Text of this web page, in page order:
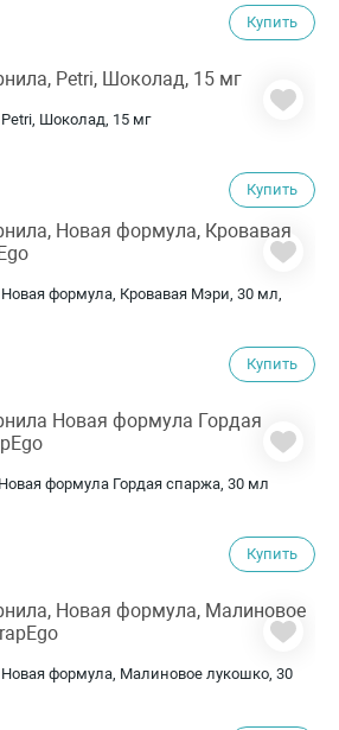
Купить
Шоколад, 15 мг
Купить
формула, Кровавая Мэри, 30 мл,
Купить
формула Гордая спаржа, 30 мл
Купить
формула, Малиновое лукошко, 30